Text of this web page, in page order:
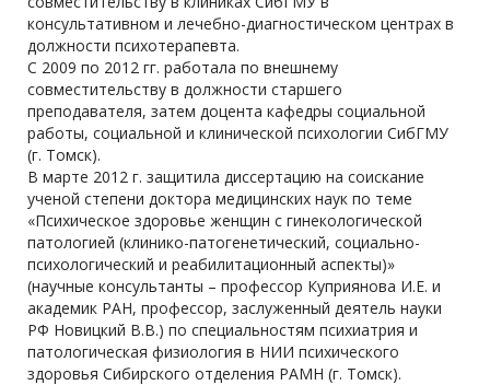
консультативном и лечебно-диагностическом центрах в
должности психотерапевта.
С 2009 по 2012 гг. работала по внешнему
совместительству в должности старшего
преподавателя, затем доцента кафедры социальной
работы, социальной и клинической психологии СибГМУ
(г. Томск).
В марте 2012 г. защитила диссертацию на соискание
ученой степени доктора медицинских наук по теме
«Психическое здоровье женщин с гинекологической
патологией (клинико-патогенетический, социально-
психологический и реабилитационный аспекты)»
(научные консультанты – профессор Куприянова И.Е. и
академик РАН, профессор, заслуженный деятель науки
РФ Новицкий В.В.) по специальностям психиатрия и
патологическая физиология в НИИ психического
здоровья Сибирского отделения РАМН (г. Томск).